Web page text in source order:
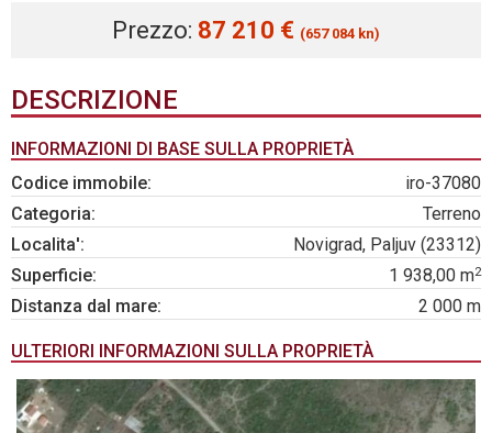
Prezzo: 87 210 € (657 084 kn)
DESCRIZIONE
INFORMAZIONI DI BASE SULLA PROPRIETÀ
Codice immobile:
iro-37080
Categoria:
Terreno
Localita':
Novigrad, Paljuv (23312)
Superficie:
1 938,00 m2
Distanza dal mare: 2 000 m
ULTERIORI INFORMAZIONI SULLA PROPRIETÀ